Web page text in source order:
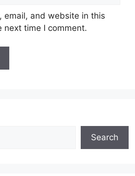
email, and website in this
next time I comment.
Search